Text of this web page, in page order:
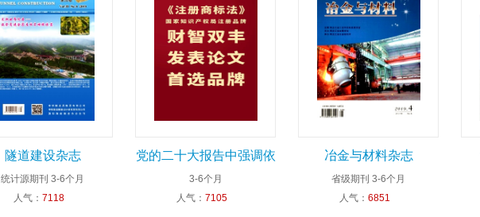
隧道建设杂志
统计源期刊 3-6个月
人气： 7118
党的二十大报告中强调依
法保护知识产权
3-6个月
人气： 7105
冶金与材料杂志
省级期刊 3-6个月
人气： 6851